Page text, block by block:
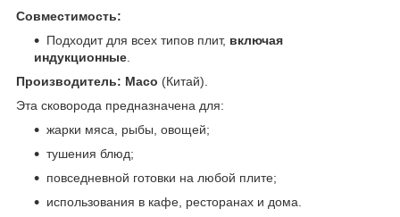
Совместимость:
Подходит для всех типов плит, включая
индукционные
Производитель: Maco (Китай).
Эта сковорода предназначена для:
жарки мяса, рыбы, овощей;
тушения блюд;
повседневной готовки на любой плите;
использования в кафе, ресторанах и дома.